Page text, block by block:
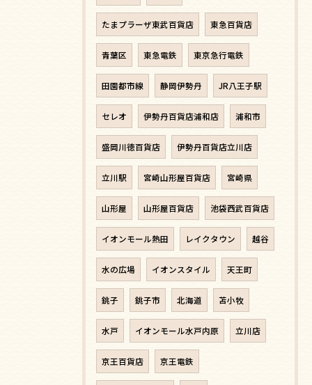
たまプラーザ東武百貨店 東急百貨店
青葉区 東急電鉄 東京急行電鉄
田園都市線 静岡伊勢丹 JR八王子駅
セレオ 伊勢丹百貨店浦和店 浦和市
盛岡川徳百貨店 伊勢丹百貨店立川店
立川駅 宮崎山形屋百貨店 宮崎県
山形屋 山形屋百貨店 池袋西武百貨店
イオンモール熱田 レイクタウン 越谷
水の広場 イオンスタイル 天王町
銚子 銚子市 北海道 苫小牧
水戸 イオンモール水戸内原 立川店
京王百貨店 京王電鉄